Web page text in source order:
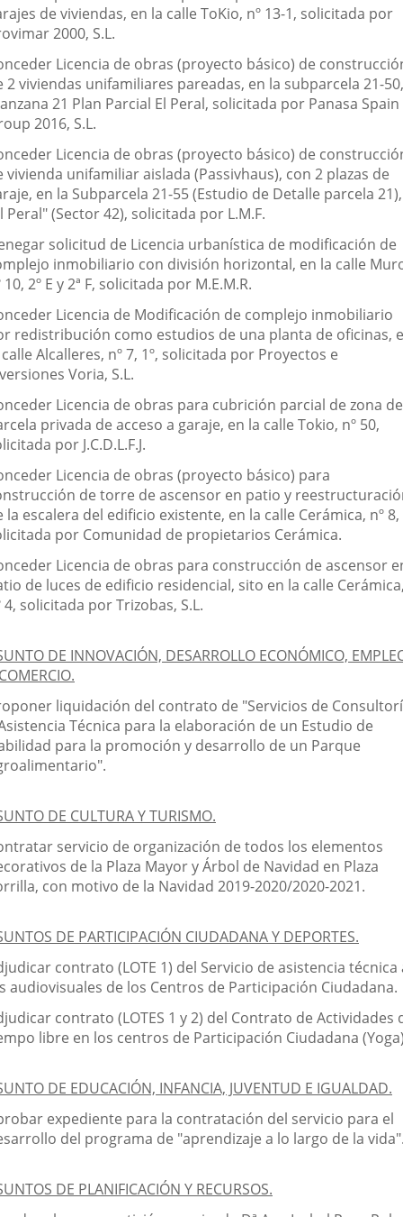
de viviendas, en la calle ToKio, nº 13-1, solicitada por
2000, S.L.
Licencia de obras (proyecto básico) de
2 viviendas unifamiliares pareadas, en la subparcela 21-50,
21 Plan Parcial El Peral, solicitada por Panasa Spain
2016, S.L.
Licencia de obras (proyecto básico) de
vivienda unifamiliar aislada (Passivhaus), con 2 plazas de
en la Subparcela 21-55 (Estudio de Detalle parcela 21),
Peral" (Sector 42), solicitada por L.M.F.
solicitud de Licencia urbanística de modificación de
inmobiliario con división horizontal, en la calle
10, 2º E y 2ª F, solicitada por M.E.M.R.
Licencia de Modificación de complejo inmobiliario
redistribución como estudios de una planta de oficinas,
Alcalleres, nº 7, 1º, solicitada por Proyectos e
Voria, S.L.
Licencia de obras para cubrición parcial de zona de
privada de acceso a garaje, en la calle Tokio, nº 50,
por J.C.D.L.F.J.
Licencia de obras (proyecto básico) para
de torre de ascensor en patio y
la escalera del edificio existente, en la calle Cerámica, nº 8,
por Comunidad de propietarios Cerámica.
Licencia de obras para construcción de ascensor
de luces de edificio residencial, sito en la calle
4, solicitada por Trizobas, S.L.
DE INNOVACIÓN, DESARROLLO ECONÓMICO,
liquidación del contrato de "Servicios de
Técnica para la elaboración de un Estudio de
para la promoción y desarrollo de un Parque
DE CULTURA Y TURISMO.
servicio de organización de todos los elementos
de la Plaza Mayor y Árbol de Navidad en Plaza
con motivo de la Navidad 2019-2020/2020-2021.
DE PARTICIPACIÓN CIUDADANA Y DEPORTES.
contrato (LOTE 1) del Servicio de asistencia técnica
audiovisuales de los Centros de Participación Ciudadana.
contrato (LOTES 1 y 2) del Contrato de Actividades
libre en los centros de Participación Ciudadana
DE EDUCACIÓN, INFANCIA, JUVENTUD E IGUALDAD.
expediente para la contratación del servicio para el
del programa de "aprendizaje a lo largo de la
DE PLANIFICACIÓN Y RECURSOS.